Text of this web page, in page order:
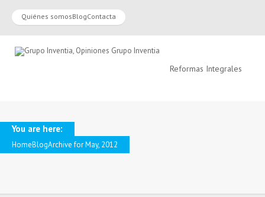
Quiénes somosBlogContacta
Reformas Integrales
You are here:
HomeBlogArchive for May, 2012